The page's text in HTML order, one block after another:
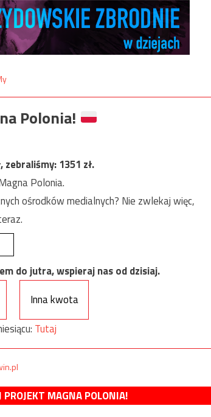
Polonia!
zebraliśmy:1351 zł.
Polonia.
ośrodków medialnych? Nie zwlekaj więc,
do jutra, wspieraj nas od dzisiaj.
Inna kwota
Tutaj
MAGNA POLONIA!